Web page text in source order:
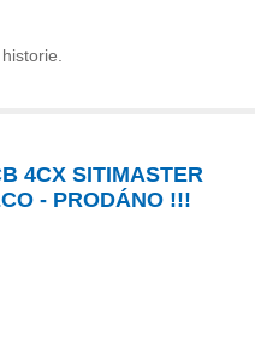
4CX SITIMASTER
- PRODÁNO !!!